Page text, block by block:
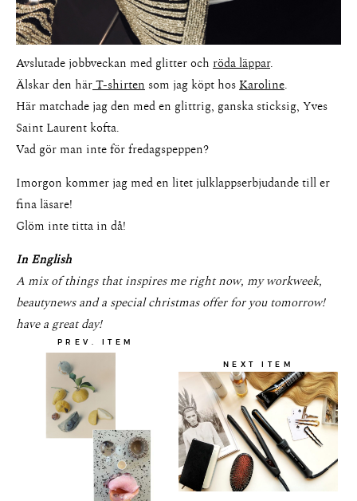
Avslutade jobbveckan med glitter och röda läppar.
Älskar den härT-shirten som jag köpt hosKaroline.
Här matchade jag den med en glittrig, ganska sticksig, Yves
Saint Laurent kofta.
Vad gör man inte för fredagspeppen?
Imorgon kommer jag med en litet julklappserbjudande till er
fina läsare!
Glöm inte titta in då!
In English
A mix of things that inspires me right now, my workweek,
beautynews and a special christmas offer for you tomorrow!
have a great day!
PREV. ITEM
NEXT ITEM